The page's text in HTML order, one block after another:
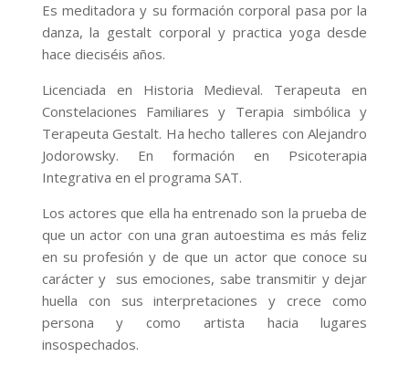
Es meditadora y su formación corporal pasa por la
danza, la gestalt corporal y practica yoga desde
hace dieciséis años.
Licenciada en Historia Medieval. Terapeuta en
Constelaciones Familiares y Terapia simbólica y
Terapeuta Gestalt. Ha hecho talleres con Alejandro
Jodorowsky. En formación en Psicoterapia
Integrativa en el programa SAT.
Los actores que ella ha entrenado son la prueba de
que un actor con una gran autoestima es más feliz
en su profesión y de que un actor que conoce su
carácter y sus emociones, sabe transmitir y dejar
huella con sus interpretaciones y crece como
persona y como artista hacia lugares
insospechados.